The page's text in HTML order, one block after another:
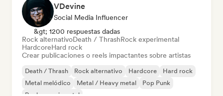
VDevine
Social Media Influencer
&gt; 1200 respuestas dadas
Rock alternativoDeath / ThrashRock experimental
HardcoreHard rock
Crear publicaciones o reels impactantes sobre artistas
Death / Thrash Rock alternativo Hardcore
Hard rock
Metal melódico
Metal / Heavy metal
Pop Punk